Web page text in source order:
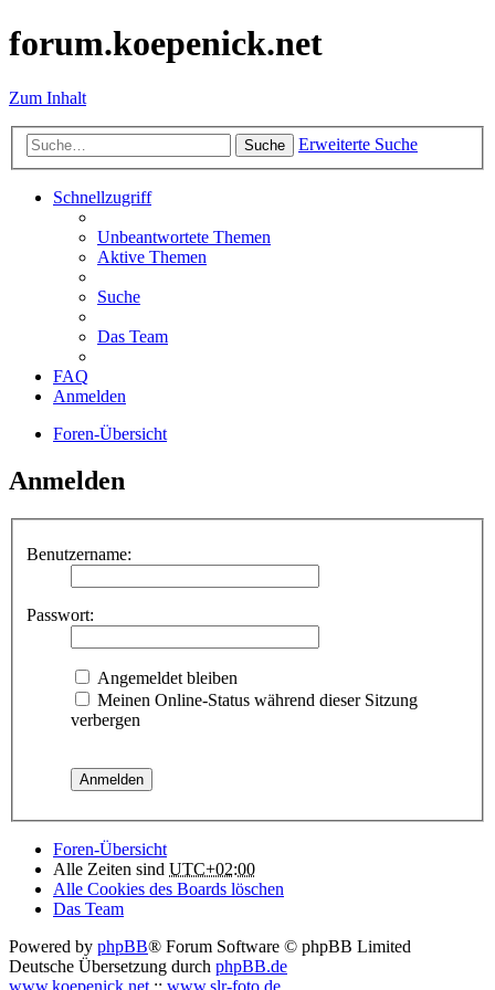
forum.koepenick.net
Zum Inhalt
Suche Erweiterte Suche
Schnellzugriff
Unbeantwortete Themen
Aktive Themen
Suche
Das Team
FAQ
Anmelden
Foren-Übersicht
Anmelden
Benutzername:
Passwort:
Angemeldet bleiben
Meinen Online-Status während dieser Sitzung
verbergen
Foren-Übersicht
Alle Zeiten sind UTC+02:00
Alle Cookies des Boards löschen
Das Team
Powered by phpBB® Forum Software © phpBB Limited
Deutsche Übersetzung durch phpBB.de
www.koepenick.net :: www.slr-foto.de